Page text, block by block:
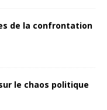
de la confrontation
le chaos politique